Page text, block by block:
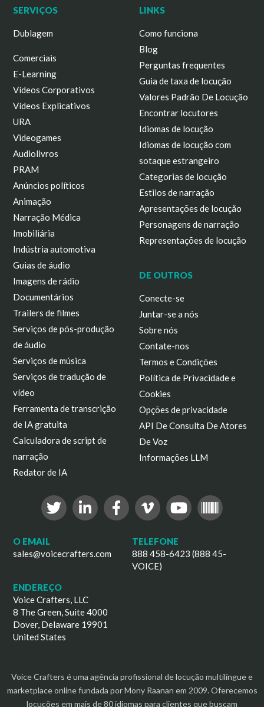
SERVIÇOS
Dublagem
Comerciais
E-Learning
Vídeos Corporativos
Vídeos Explicativos
URA
Videogames
Audiolivros
PRAM
Anúncios políticos
Animação
Narração Médica
Imobiliária
Indústria automotiva
Guias de áudio
Imagens de rádio
Documentários
Trailers de filmes
Serviços de pós-produção
de áudio
Serviços de música
Serviços de tradução de
vídeo
Ferramenta de transcrição
de IA gratuita
Calculadora de script de
narração
Redator de IA
LINKS
Como funciona
Blog
Perguntas frequentes
Guia de taxa de locução
Valores Padrão De Locução
Encontrar locutores
Idiomas de locução
Idiomas de locução com
sotaque estrangeiro
Categorias de locução
Estilos de narração
Apresentações de locução
Personagens de narração
Representações de locução
DE OUTROS
Conecte-se
Juntar-se a nós
Sobre nós
Contate-nos
Termos e Condições
Política de Privacidade e
Cookies
Opções de privacidade
API De Consulta De Atores
De Voz
Informações LLM
O EMAIL
sales@voicecrafters.com
TELEFONE
888 458-6423 (888 45-
VOICE)
ENDEREÇO
Voice Crafters, LLC
8 The Green, Suite 4000
Dover, Delaware 19901
United States
Voice Crafters é uma agência profissional de locução multilíngue e
marketplace online fundada por Mony Raanan em 2009. Oferecemos
locuções em mais de 80 idiomas para clientes que buscam